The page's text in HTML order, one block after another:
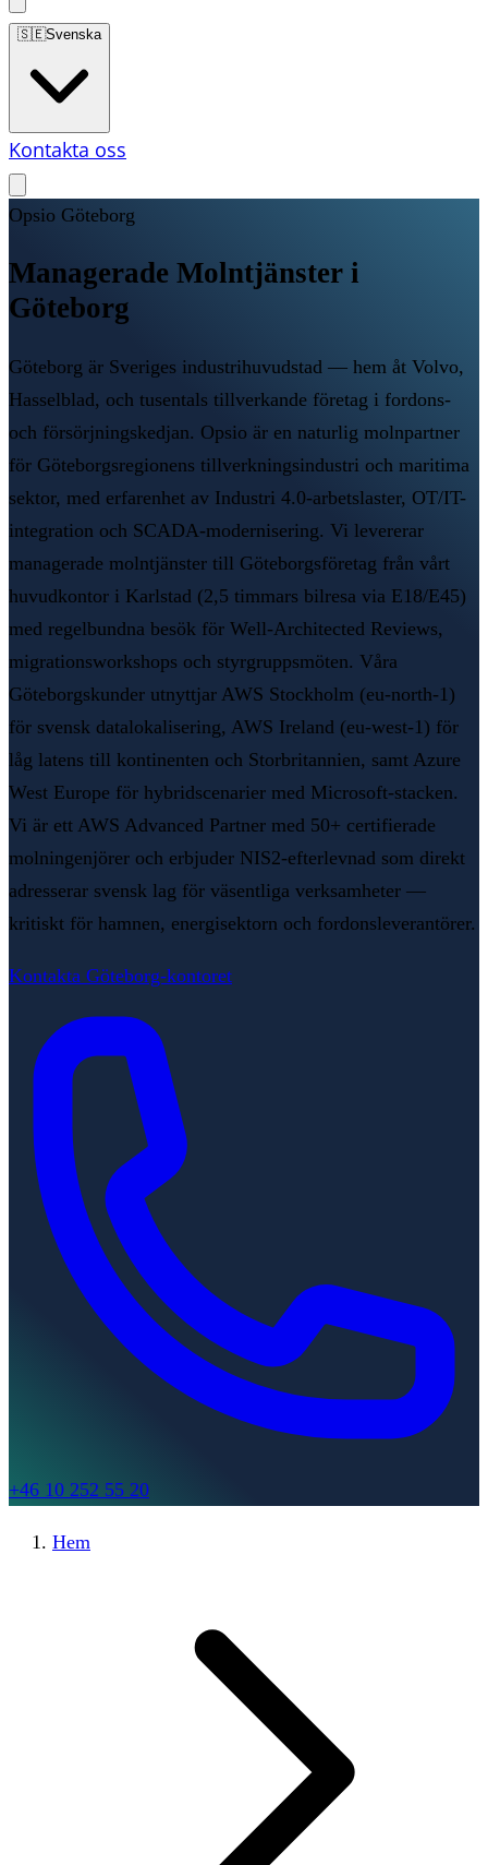
🇸🇪Svenska
Kontakta oss
Opsio Göteborg
Managerade Molntjänster i
Göteborg
Göteborg är Sveriges industrihuvudstad — hem åt Volvo,
Hasselblad, och tusentals tillverkande företag i fordons-
och försörjningskedjan. Opsio är en naturlig molnpartner
för Göteborgsregionens tillverkningsindustri och maritima
sektor, med erfarenhet av Industri 4.0-arbetslaster, OT/IT-
integration och SCADA-modernisering. Vi levererar
managerade molntjänster till Göteborgsföretag från vårt
huvudkontor i Karlstad (2,5 timmars bilresa via E18/E45)
med regelbundna besök för Well-Architected Reviews,
migrationsworkshops och styrgruppsmöten. Våra
Göteborgskunder utnyttjar AWS Stockholm (eu-north-1)
för svensk datalokalisering, AWS Ireland (eu-west-1) för
låg latens till kontinenten och Storbritannien, samt Azure
West Europe för hybridscenarier med Microsoft-stacken.
Vi är ett AWS Advanced Partner med 50+ certifierade
molningenjörer och erbjuder NIS2-efterlevnad som direkt
adresserar svensk lag för väsentliga verksamheter —
kritiskt för hamnen, energisektorn och fordonsleverantörer.
Kontakta Göteborg-kontoret
+46 10 252 55 20
Hem